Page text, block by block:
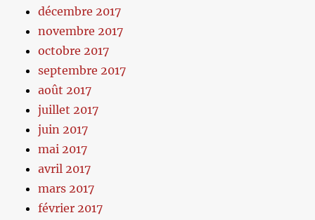
décembre 2017
novembre 2017
octobre 2017
septembre 2017
août 2017
juillet 2017
juin 2017
mai 2017
avril 2017
mars 2017
février 2017